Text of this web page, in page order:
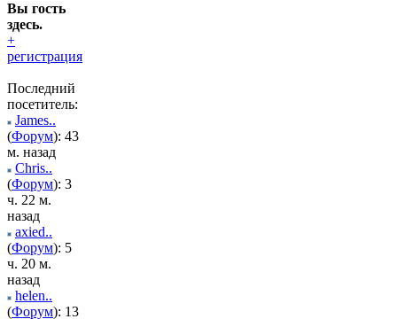
Вы гость
здесь.
+
регистрация
Последний
посетитель:
James..
(Форум): 43
м. назад
Chris..
(Форум): 3
ч. 22 м.
назад
axied..
(Форум): 5
ч. 20 м.
назад
helen..
(Форум): 13